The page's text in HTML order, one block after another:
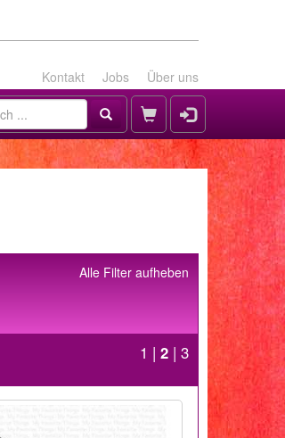
Kontakt Jobs Über uns
Alle Filter aufheben
1 | 2 | 3